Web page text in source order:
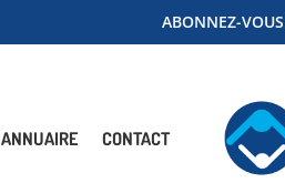
ABONNEZ-
ANNUAIRE CONTACT